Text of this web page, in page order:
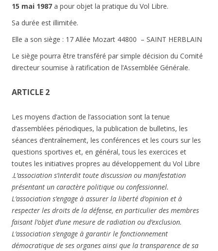
15 mai 1987 a pour objet la pratique du Vol Libre.
Sa durée est illimitée.
Elle a son siège : 17 Allée Mozart 44800 – SAINT HERBLAIN
Le siège pourra être transféré par simple décision du Comité
directeur soumise à ratification de l’Assemblée Générale.
ARTICLE 2
Les moyens d’action de l’association sont la tenue
d’assemblées périodiques, la publication de bulletins, les
séances d’entraînement, les conférences et les cours sur les
questions sportives et, en général, tous les exercices et
toutes les initiatives propres au développement du Vol Libre
.L’association s’interdit toute discussion ou manifestation
présentant un caractère politique ou confessionnel.
L’association s’engage à assurer la liberté d’opinion et à
respecter les droits de la défense, en particulier des membres
faisant l’objet d’une mesure de radiation ou d’exclusion.
L’association s’engage à garantir le fonctionnement
démocratique de ses organes ainsi que la transparence de sa